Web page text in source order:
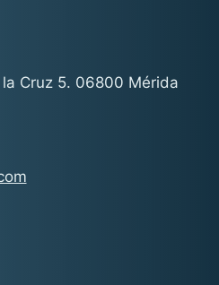
Cruz 5. 06800 Mérida